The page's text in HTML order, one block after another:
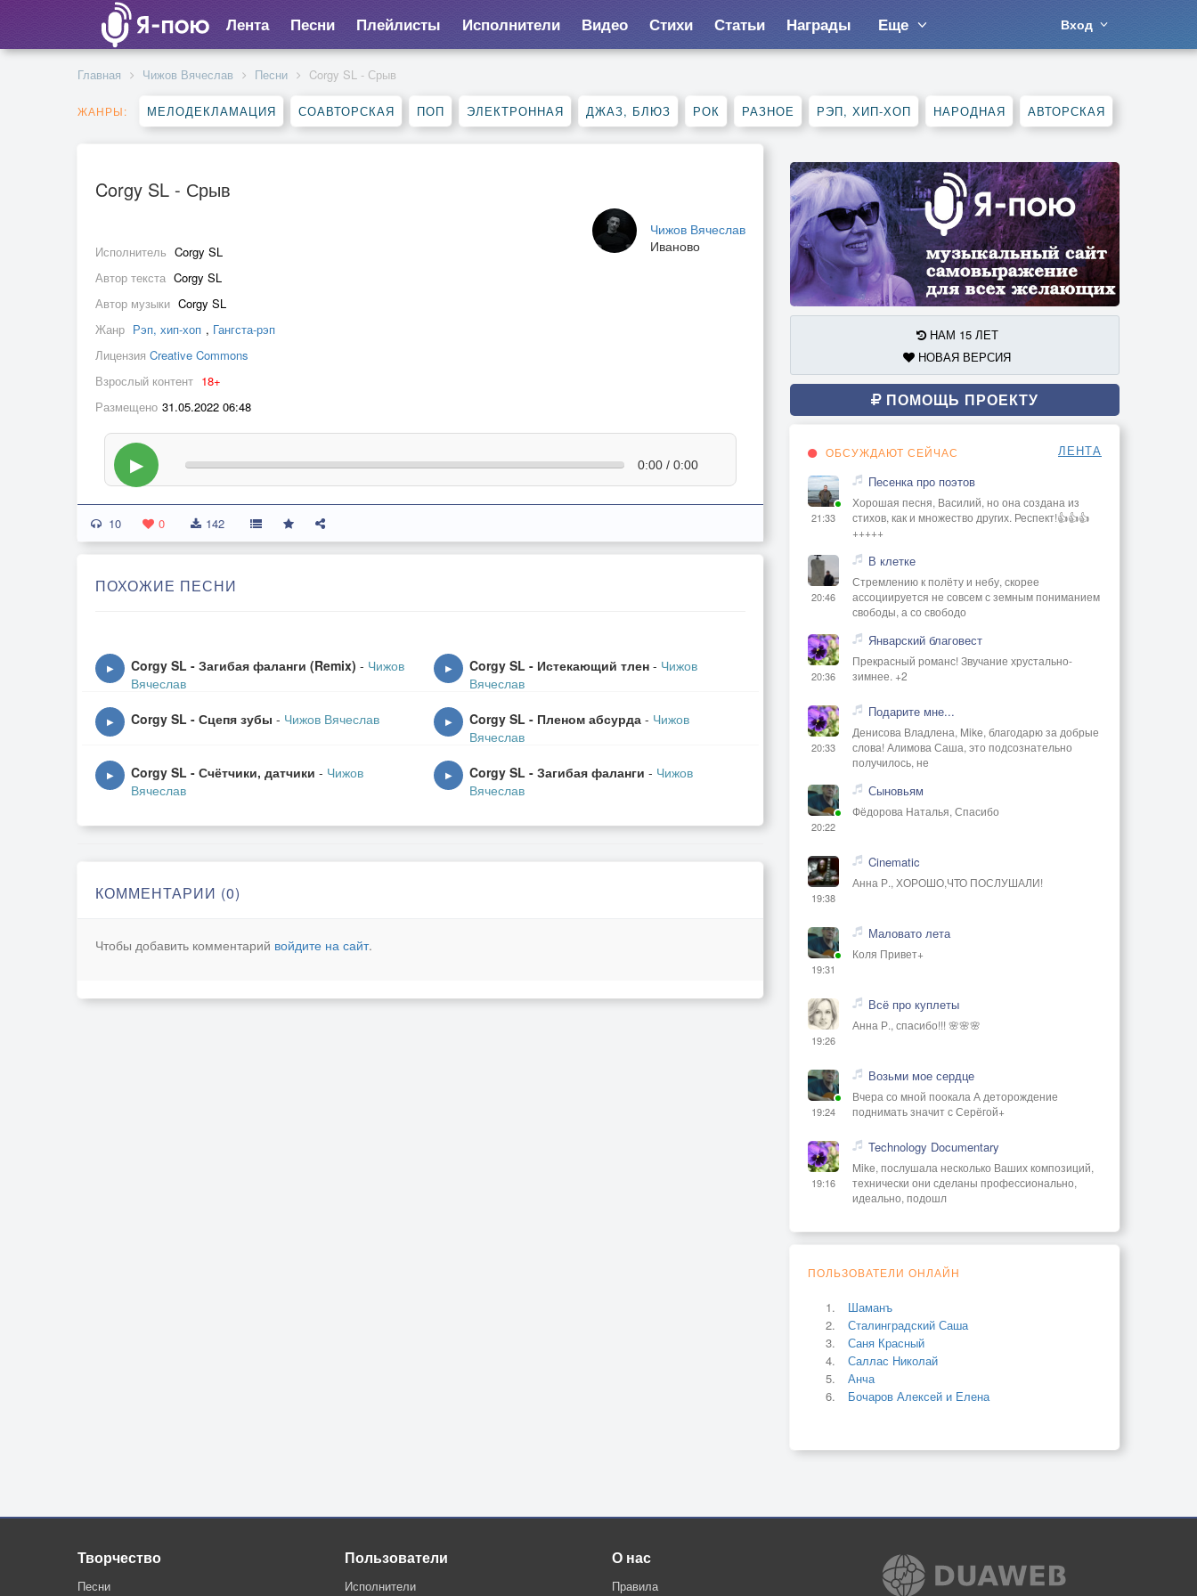
Лента Песни Плейлисты Исполнители Видео Стихи Статьи Награды Еще Вход
Главная Чижов Вячеслав Песни Corgy SL - Срыв
ЖАНРЫ: МЕЛОДЕКЛАМАЦИЯ СОАВТОРСКАЯ ПОП ЭЛЕКТРОННАЯ ДЖАЗ, БЛЮЗ РОК РАЗНОЕ РЭП, ХИП-ХОП НАРОДНАЯ АВТОРСКАЯ
Corgy SL - Срыв
Чижов Вячеслав
Иваново
Исполнитель Corgy SL
Автор текста Corgy SL
Автор музыки Corgy SL
Жанр Рэп, хип-хоп , Гангста-рэп
Лицензия Creative Commons
Взрослый контент 18+
Размещено 31.05.2022 06:48
▶ 0:00 / 0:00
10 0 142
ПОХОЖИЕ ПЕСНИ
▶ Corgy SL - Загибая фаланги (Remix) - Чижов
Вячеслав
▶ Corgy SL - Истекающий тлен - Чижов
Вячеслав
▶ Corgy SL - Сцепя зубы - Чижов Вячеслав ▶ Corgy SL - Пленом абсурда - Чижов
Вячеслав
▶ Corgy SL - Счётчики, датчики - Чижов
Вячеслав
▶ Corgy SL - Загибая фаланги - Чижов
Вячеслав
КОММЕНТАРИИ (0)
Чтобы добавить комментарий войдите на сайт.
НАМ 15 ЛЕТ
НОВАЯ ВЕРСИЯ
ПОМОЩЬ ПРОЕКТУ
ОБСУЖДАЮТ СЕЙЧАС ЛЕНТА
21:33
Песенка про поэтов
Хорошая песня, Василий, но она создана из
стихов, как и множество других. Респект!👍👍👍
+++++
20:46
В клетке
Стремлению к полёту и небу, скорее
ассоциируется не совсем с земным пониманием
свободы, а со свободо
20:36
Январский благовест
Прекрасный романс! Звучание хрустально-
зимнее. +2
20:33
Подарите мне...
Денисова Владлена, Mike, благодарю за добрые
слова! Алимова Саша, это подсознательно
получилось, не
20:22
Сыновьям
Фёдорова Наталья, Спасибо
19:38
Cinematic
Анна Р., ХОРОШО,ЧТО ПОСЛУШАЛИ!
19:31
Маловато лета
Коля Привет+
19:26
Всё про куплеты
Анна Р., спасибо!!! 🌸🌸🌸
19:24
Возьми мое сердце
Вчера со мной поокала А деторождение
поднимать значит с Серёгой+
19:16
Technology Documentary
Mike, послушала несколько Ваших композиций,
технически они сделаны профессионально,
идеально, подошл
ПОЛЬЗОВАТЕЛИ ОНЛАЙН
Шаманъ
Сталинградский Саша
Саня Красный
Саллас Николай
Анча
Бочаров Алексей и Елена
Творчество
Песни
Пользователи
Исполнители
О нас
Правила